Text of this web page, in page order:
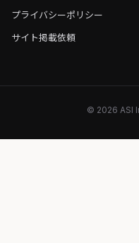
プライバシーポリシー
サイト掲載依頼
© 2026 ASI